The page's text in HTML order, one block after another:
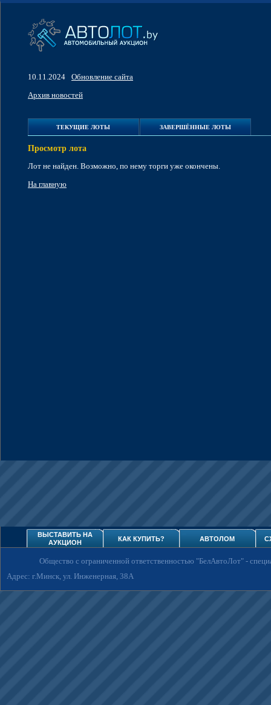
10.11.2024
Обновление сайта
Архив новостей
ТЕКУЩИЕ ЛОТЫ ЗАВЕРШЁННЫЕ ЛОТЫ
Просмотр лота
Лот не найден. Возможно, по нему торги уже окончены.
На главную
ВЫСТАВИТЬ НА
АУКЦИОН
КАК КУПИТЬ? АВТОЛОМ
Общество с ограниченной ответственностью "БелАвтоЛот"-
Адрес: г.Минск, ул. Инженерная, 38А